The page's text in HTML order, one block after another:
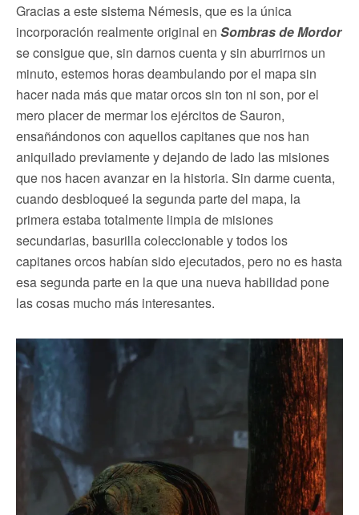
Gracias a este sistema Némesis, que es la única
incorporación realmente original en Sombras de Mordor
se consigue que, sin darnos cuenta y sin aburrirnos un
minuto, estemos horas deambulando por el mapa sin
hacer nada más que matar orcos sin ton ni son, por el
mero placer de mermar los ejércitos de Sauron,
ensañándonos con aquellos capitanes que nos han
aniquilado previamente y dejando de lado las misiones
que nos hacen avanzar en la historia. Sin darme cuenta,
cuando desbloqueé la segunda parte del mapa, la
primera estaba totalmente limpia de misiones
secundarias, basurilla coleccionable y todos los
capitanes orcos habían sido ejecutados, pero no es hasta
esa segunda parte en la que una nueva habilidad pone
las cosas mucho más interesantes.